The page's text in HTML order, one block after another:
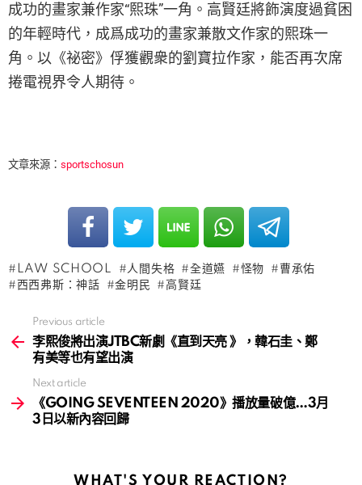
成功的畫家兼作家“熙珠”一角。高賢廷將飾演度過貧困
的年輕時代，成爲成功的畫家兼散文作家的熙珠一
角。以《祕密》俘獲觀衆的劉寶拉作家，能否再次席
捲電視界令人期待。
文章來源： sportschosun
LAW SCHOOL 人間失格 全道嬿 怪物
曹承佑
西西弗斯：神話
金明民 高賢廷
more
Previous article
李熙俊將出演JTBC新劇《直到天亮 》，韓石圭、鄭
有美等也有望出演
Next article
《GOING SEVENTEEN 2020》播放量破億…3月
3日以新內容回歸
WHAT'S YOUR REACTION?